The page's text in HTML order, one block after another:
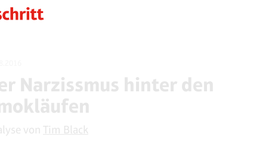
Narzissmus hinter den
von Tim Black